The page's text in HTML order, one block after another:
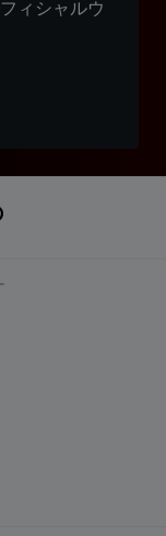
ィシャルウ